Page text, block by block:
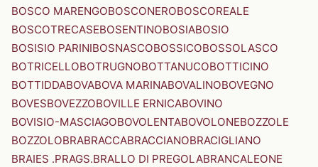
BOSCO MARENGOBOSCONEROBOSCOREALE
BOSCOTRECASEBOSENTINOBOSIABOSIO
BOSISIO PARINIBOSNASCOBOSSICOBOSSOLASCO
BOTRICELLOBOTRUGNOBOTTANUCOBOTTICINO
BOTTIDDABOVABOVA MARINABOVALINOBOVEGNO
BOVESBOVEZZOBOVILLE ERNICABOVINO
BOVISIO-MASCIAGOBOVOLENTABOVOLONEBOZZOLE
BOZZOLOBRABRACCABRACCIANOBRACIGLIANO
BRAIES .PRAGS.BRALLO DI PREGOLABRANCALEONE